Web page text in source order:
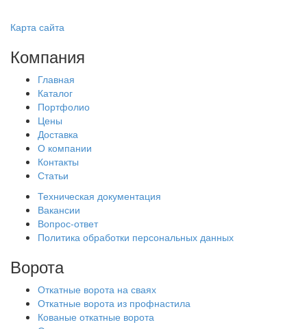
Карта сайта
Компания
Главная
Каталог
Портфолио
Цены
Доставка
О компании
Контакты
Статьи
Техническая документация
Вакансии
Вопрос-ответ
Политика обработки персональных данных
Ворота
Откатные ворота на сваях
Откатные ворота из профнастила
Кованые откатные ворота